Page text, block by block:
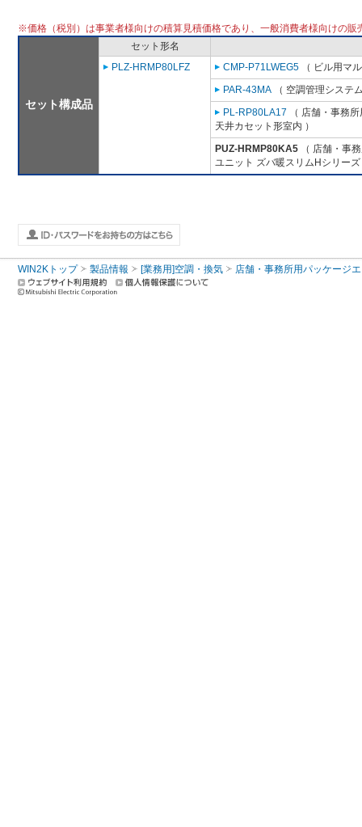
※価格（税別）は事業者様向けの積算見積価格であり、一般消費者様向けの販
セット構成品
セット形名
PLZ-HRMP80LFZ
CMP-P71LWEG5 （ ビル用マ
PAR-43MA （ 空調管理システ
PL-RP80LA17 （ 店舗・事務
天井カセット形室内 ）
PUZ-HRMP80KA5 （ 店舗・事
ユニット ズバ暖スリムHシリーズ
WIN2Kトップ 製品情報 [業務用]空調・換気 店舗・事務所用パッケージ